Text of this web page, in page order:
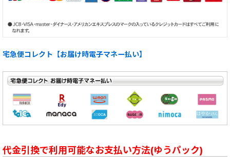
宅急便コレクト【お届け時電子マネー払い】
代金引換で利用可能なお支払い方法(ゆうパック)